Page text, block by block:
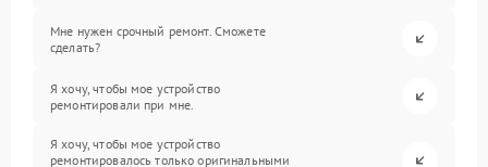
Мне нужен срочный ремонт. Сможете
сделать?
Я хочу, чтобы мое устройство
ремонтировали при мне.
Я хочу, чтобы мое устройство
ремонтировалось только оригинальными